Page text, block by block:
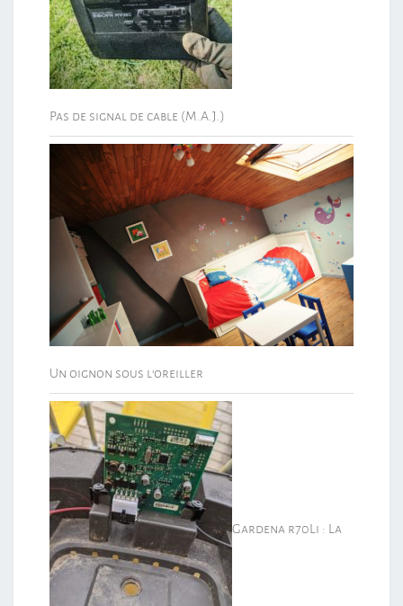
Pas de signal de cable (M.A.J.)
Un oignon sous l’oreiller
Gardena r70Li : La